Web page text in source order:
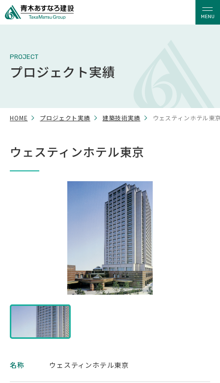
MENU
PROJECT
プロジェクト実績
HOME プロジェクト実績 建築技術実績 ウェスティンホテル東
ウェスティンホテル東京
名称 ウェスティンホテル東京